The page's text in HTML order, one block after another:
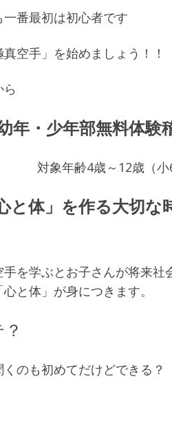
番最初は初心者です
空手」を始めましょう！！
年・少年部無料体験
対象年齢4歳～12歳（
と体」を作る大切な
を学ぶとお子さんが将来社
と体」が身につきます。
くのも初めてだけどできる？